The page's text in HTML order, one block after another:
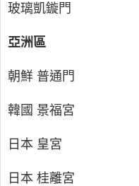
玻璃凱鏇門
亞洲區
朝鮮 普通門
韓國 景福宮
日本 皇宮
日本 桂離宮